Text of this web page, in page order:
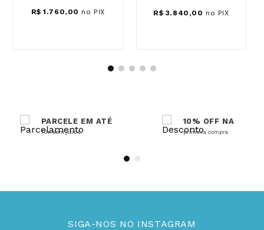
R$ 1.760 ,00 no PIX R$ 3 .840 ,00 no PIX
PARCELE EM ATÉ
10x sem juros
10% OFF NA
primeira compra
SIGA-NOS NO INSTAGRAM